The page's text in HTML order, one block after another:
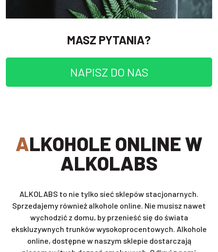
MASZ PYTANIA?
NAPISZ DO NAS
ALKOHOLE ONLINE W
ALKOLABS
ALKOLABS to nie tylko sieć sklepów stacjonarnych.
Sprzedajemy również alkohole online. Nie musisz nawet
wychodzić z domu, by przenieść się do świata
ekskluzywnych trunków wysokoprocentowych. Alkohole
online, dostępne w naszym sklepie dostarczają